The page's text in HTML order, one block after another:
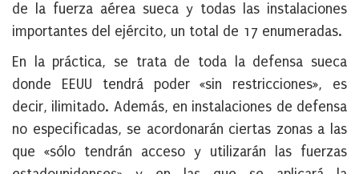
de la fuerza aérea sueca y todas las instalaciones
importantes del ejército, un total de 17 enumeradas.
En la práctica, se trata de toda la defensa sueca
donde EEUU tendrá poder «sin restricciones», es
decir, ilimitado. Además, en instalaciones de defensa
no especificadas, se acordonarán ciertas zonas a las
que «sólo tendrán acceso y utilizarán las fuerzas